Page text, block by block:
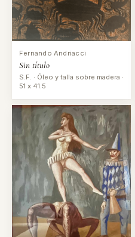
Fernando Andriacci
Sin título
S.F. · Óleo y talla sobre madera ·
51 x 41.5